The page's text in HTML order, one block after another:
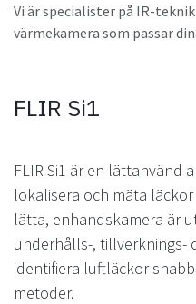
Vi är specialister på IR-
värmekamera som passar
FLIR Si1
FLIR Si1 är en lättanvänd
lokalisera och mäta
lätta, enhandskamera är
underhålls-, tillverknings-
identifiera luftläckor
metoder.